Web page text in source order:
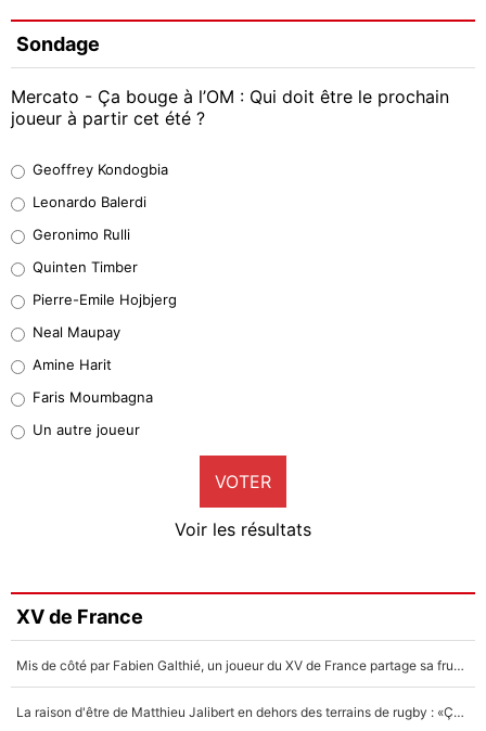
Sondage
Mercato - Ça bouge à l’OM : Qui doit être le prochain
joueur à partir cet été ?
38%
32%
5%
1%
9%
Faris Moumbagna
4%
Un autre joueur
5%
Geoffrey Kondogbia
Leonardo Balerdi
Geronimo Rulli
Quinten Timber
Pierre-Emile Hojbjerg
Neal Maupay
Amine Harit
Faris Moumbagna
Un autre joueur
VOTER
Voir les résultats
XV de France
Mis de côté par Fabien Galthié, un joueur du XV de France partage sa frustration : «ils ne me l’ont pas dit tout de suite»
La raison d'être de Matthieu Jalibert en dehors des terrains de rugby : «Ça m'atteint autant que si tu touches à un membre de ma famille»